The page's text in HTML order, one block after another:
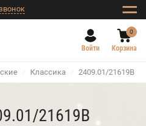
Войти
0
Корзина
/ Классика / 2409.01/21619В
21619В